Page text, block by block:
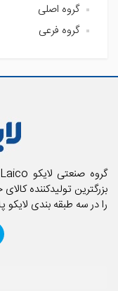
گروه اصلی
اتاق خواب لایکو
حمام لایکو
گروه فرعی
بالش و رویه
تشک فنری و
تشک میهمان و
حوله استخری
حوله تن پوش
حوله تن پوش
بزرگترین تولیدکننده
را در سه طبقه بندی لایکو